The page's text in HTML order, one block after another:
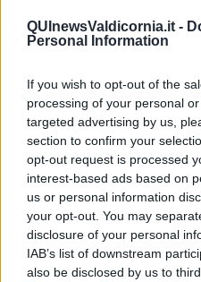
QUInewsValdicornia.it -
Personal Information
If you wish to opt-out of the
processing of your personal
targeted advertising by us,
section to confirm your
opt-out request is processed
interest-based ads based on
us or personal information
your opt-out. You may
disclosure of your personal
IAB’s list of downstream
also be disclosed by us to
Movida e sicurezza,
Prospettive sui
Commercio aree
pianificazione
"Bene forno
Piano spiaggia,
Mercato coperto,